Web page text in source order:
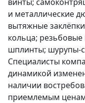
и металлические
вытяжные
кольца;
шплинты; шурупы-
Специалисты
динамикой
наличии
приемлемым